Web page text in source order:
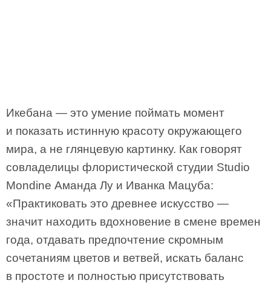
Икебана — это умение поймать момент
и показать истинную красоту окружающего
мира, а не глянцевую картинку. Как говорят
совладелицы флористической студии Studio
Mondine Аманда Лу и Иванка Мацуба:
«Практиковать это древнее искусство —
значит находить вдохновение в смене времен
года, отдавать предпочтение скромным
сочетаниям цветов и ветвей, искать баланс
в простоте и полностью присутствовать